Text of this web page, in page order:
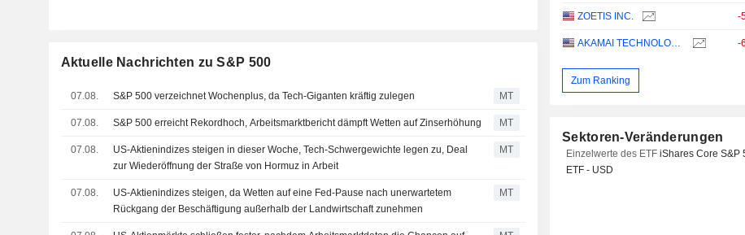
Aktuelle Nachrichten zu S&P 500
07.08. S&P 500 verzeichnet Wochenplus, da Tech-Giganten kräftig zulegen MT
07.08. S&P 500 erreicht Rekordhoch, Arbeitsmarktbericht dämpft Wetten auf Zinserhöhung MT
07.08.
US-Aktienindizes steigen in dieser Woche, Tech-Schwergewichte legen zu, Deal
zur Wiederöffnung der Straße von Hormuz in Arbeit
MT
07.08.
US-Aktienindizes steigen, da Wetten auf eine Fed-Pause nach unerwartetem
Rückgang der Beschäftigung außerhalb der Landwirtschaft zunehmen
MT
ZOETIS INC. -
AKAMAI TECHNOLOGIES, INC. -
Zum Ranking
Sektoren-Veränderungen
Einzelwerte des ETFiShares Core S&P
ETF - USD